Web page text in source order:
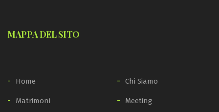
MAPPA DEL SITO
Home Chi Siamo
Matrimoni Meeting